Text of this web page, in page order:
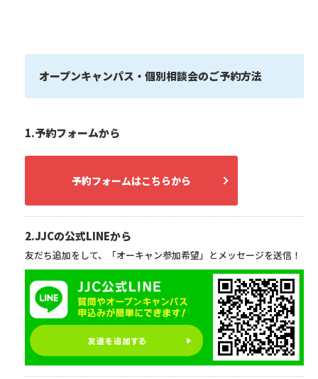
オープンキャンパス・個別相談会のご予約方法
1.予約フォームから
予約フォームはこちらから
2.JJCの公式LINEから
友だち追加をして、「オーキャン参加希望」とメッセージを送信！